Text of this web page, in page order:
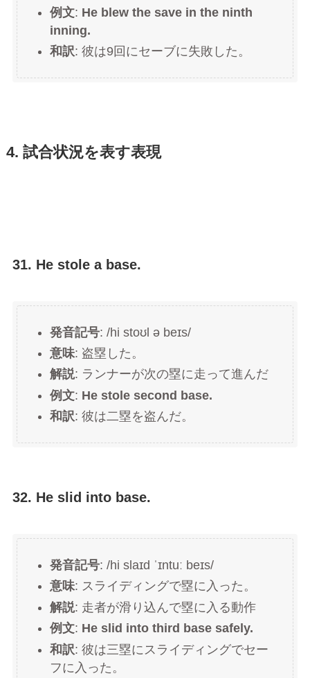
例文: He blew the save in the ninth
inning.
和訳: 彼は9回にセーブに失敗した。
4. 試合状況を表す表現
31. He stole a base.
発音記号: /hi stoʊl ə beɪs/
意味: 盗塁した。
解説: ランナーが次の塁に走って進んだ
例文: He stole second base.
和訳: 彼は二塁を盗んだ。
32. He slid into base.
発音記号: /hi slaɪd ˈɪntuː beɪs/
意味: スライディングで塁に入った。
解説: 走者が滑り込んで塁に入る動作
例文: He slid into third base safely.
和訳: 彼は三塁にスライディングでセー
フに入った。